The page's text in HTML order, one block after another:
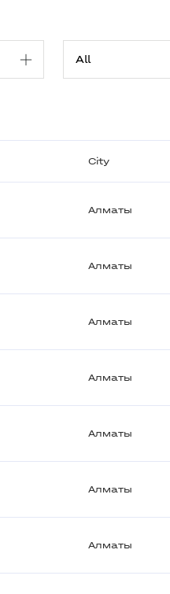
City
Алматы
Алматы
Алматы
Алматы
Алматы
Алматы
Алматы